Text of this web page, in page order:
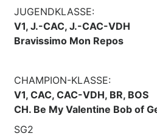
JUGENDKLASSE:
V1, J.-CAC, J.-CAC-VDH
Bravissimo Mon Repos
CHAMPION-KLASSE:
V1, CAC, CAC-VDH, BR, BOS
CH. Be My Valentine Bob of
SG2